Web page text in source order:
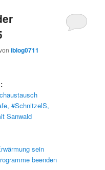
iblog0711
#SchnitzelS,
Sanwald
sein
beenden